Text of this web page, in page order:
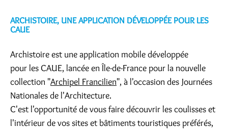
ARCHISTOIRE, UNE APPLICATION DÉVELOPPÉE POUR LES
CAUE
Archistoire est une application mobile développée
pour les CAUE, lancée en Île-de-France pour la nouvelle
collection "Archipel Francilien", à l'occasion des Journées
Nationales de l'Architecture.
C'est l'opportunité de vous faire découvrir les coulisses et
l'intérieur de vos sites et bâtiments touristiques préférés,